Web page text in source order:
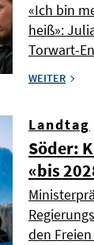
«Ich bin
heiß»:
Torwart-
WEITER
Landtag
Söder:
«bis
den